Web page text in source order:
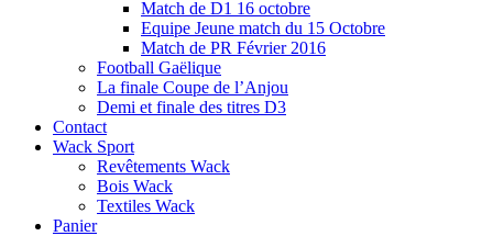
Match de D1 16 octobre
Equipe Jeune match du 15 Octobre
Match de PR Février 2016
Football Gaëlique
La finale Coupe de l’Anjou
Demi et finale des titres D3
Contact
Wack Sport
Revêtements Wack
Bois Wack
Textiles Wack
Panier